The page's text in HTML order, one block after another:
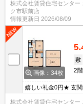
株式会社賃貸住宅センター
ク市駅前店
情報更新日 2026/08/09
画像：34枚
敷
2階
嬉しい礼金0円★ 玄
は、賃貸住宅センタ
株式会社賃貸住宅センター